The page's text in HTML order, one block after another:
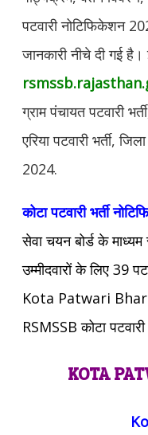
पटवारी नोटिफिकेशन
जानकारी नीचे दी गई
ग्राम पंचायत पटवारी
एरिया पटवारी भर्ती,
2024.
कोटा पटवारी भर्ती
सेवा चयन बोर्ड के
उम्मीदवारों के लिए 39
Kota Patwari Bharti
RSMSSB कोटा
KOTA